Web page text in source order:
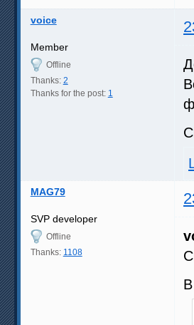
voice
Member
Offline
Thanks: 2
Thanks for the post: 1
MAG79
SVP developer
Offline
Thanks: 1108